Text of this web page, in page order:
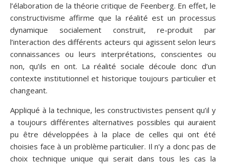
l’élaboration de la théorie critique de Feenberg. En effet, le
constructivisme affirme que la réalité est un processus
dynamique socialement construit, re-produit par
l’interaction des différents acteurs qui agissent selon leurs
connaissances ou leurs interprétations, conscientes ou
non, qu’ils en ont. La réalité sociale découle donc d’un
contexte institutionnel et historique toujours particulier et
changeant.
Appliqué à la technique, les constructivistes pensent qu’il y
a toujours différentes alternatives possibles qui auraient
pu être développées à la place de celles qui ont été
choisies face à un problème particulier. Il n’y a donc pas de
choix technique unique qui serait dans tous les cas la